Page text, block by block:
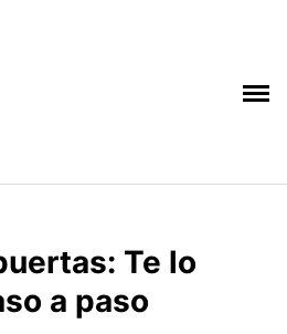
Te lo
a paso